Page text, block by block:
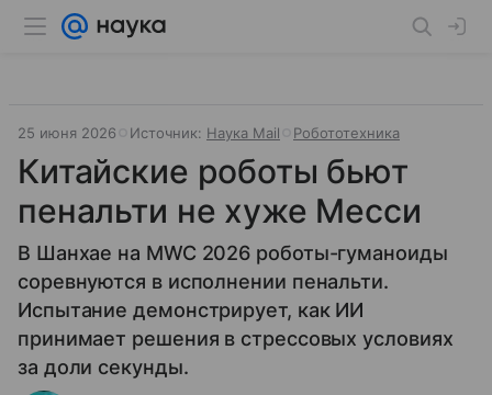
25 июня 2026 Источник: Наука Mail Робототехника
Китайские роботы бьют
пенальти не хуже Месси
В Шанхае на MWC 2026 роботы-гуманоиды
соревнуются в исполнении пенальти.
Испытание демонстрирует, как ИИ
принимает решения в стрессовых условиях
за доли секунды.